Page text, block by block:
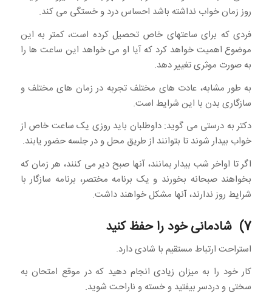
روز زمان خواب نداشته باشد احساس درد و خستگی می کند.
فردی که برای ساعتهای خاص تحصیل کرده است، کمتر به این
موضوع اهمیت خواهد کرد که آیا او می خواهد این ساعت ها را
به صورت موثری تغییر دهد.
به طور مشابه، عادت های مختلف تجربه در زمان های مختلف و
سازگاری بدن با این شرایط است.
دکتر به درستی می گوید: داوطلبان باید روزی یک ساعت خاص از
خواب بیدار شوند تا بتوانند از طریق محل و در جلسه حضور یابند.
اگر تا اواخر شب بیدار بمانند، آنها صبح دیر می کنند، هر زمان که
بخواهند صبحانه بخورند و یک برنامه مختصر، برنامه سازگار با
شرایط روز ندارند، آنها مشکل خواهند داشت.
7) شادمانی خود را حفظ کنید
استراحت ارتباط مستقیم با شادی دارد.
کار خود را به میزان زیادی انجام دهید که در موقع امتحان به
سختی و دردسر بیفتید و خسته و ناراحت شوید.